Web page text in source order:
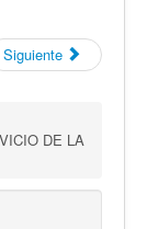
Siguiente
DE LA